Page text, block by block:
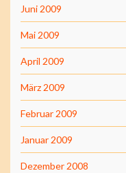
Juni 2009
Mai 2009
April 2009
März 2009
Februar 2009
Januar 2009
Dezember 2008